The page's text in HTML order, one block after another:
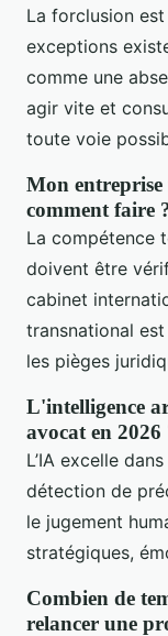
La forclusion
exceptions
comme une
agir vite et
toute voie
Mon
comment faire
La compétence
doivent être
cabinet
transnational
les pièges
L'intelligence
avocat en 2026
L’IA excelle
détection de
le jugement
stratégiques,
Combien de
relancer une